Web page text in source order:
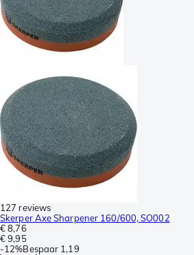
127 reviews
Skerper Axe Sharpener 160/600, SO002
€ 8,76
€ 9,95
-12%Bespaar 1,19